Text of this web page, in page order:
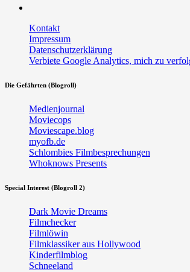
Kontakt
Impressum
Datenschutzerklärung
Verbiete Google Analytics, mich zu
Die Gefährten (Blogroll)
Medienjournal
Moviecops
Moviescape.blog
myofb.de
Schlombies Filmbesprechungen
Whoknows Presents
Special Interest (Blogroll 2)
Dark Movie Dreams
Filmchecker
Filmlöwin
Filmklassiker aus Hollywood
Kinderfilmblog
Schneeland